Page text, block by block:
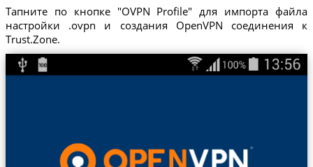
Тапните по кнопке "OVPN Profile" для импорта файла
настройки .ovpn и создания OpenVPN соединения к
Trust.Zone.